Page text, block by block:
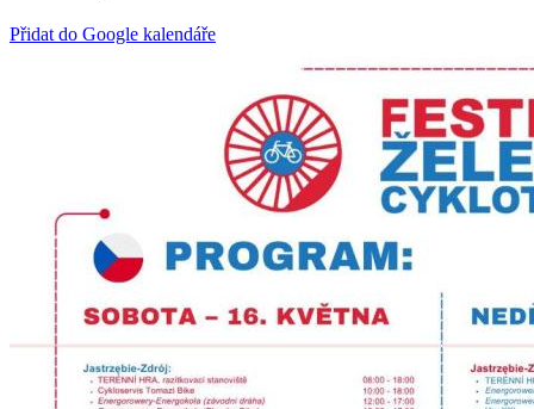
Přidat do Google kalendáře